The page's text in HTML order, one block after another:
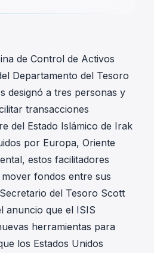
de Control de Activos
Departamento del Tesoro
designó a tres personas y
transacciones
del Estado Islámico de Irak
por Europa, Oriente
estos facilitadores
fondos entre sus
del Tesoro Scott
anuncio que el ISIS
herramientas para
los Estados Unidos